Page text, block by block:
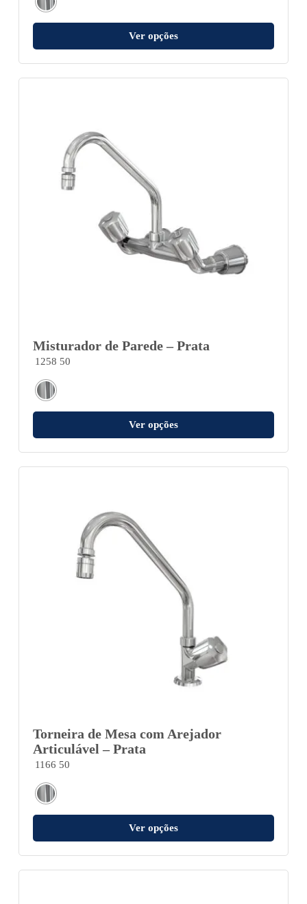
Ver opções
Misturador de Parede – Prata
1258 50
Ver opções
Torneira de Mesa com Arejador
Articulável – Prata
1166 50
Ver opções